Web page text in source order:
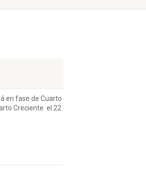
en fase de Cuarto
Creciente el 22